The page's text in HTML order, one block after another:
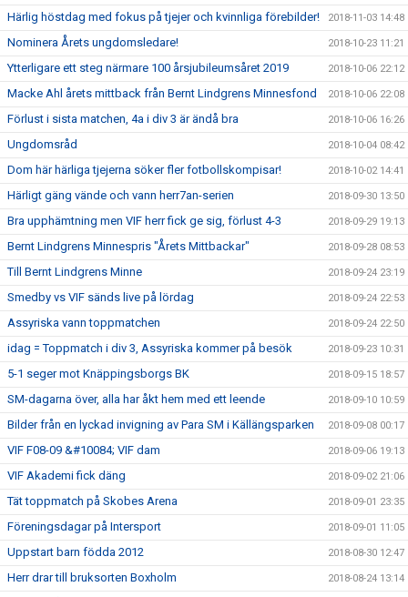
Härlig höstdag med fokus på tjejer och kvinnliga förebilder! 2018-11-03 14:48
Nominera Årets ungdomsledare! 2018-10-23 11:21
Ytterligare ett steg närmare 100 årsjubileumsåret 2019 2018-10-06 22:12
Macke Ahl årets mittback från Bernt Lindgrens Minnesfond 2018-10-06 22:08
Förlust i sista matchen, 4a i div 3 är ändå bra 2018-10-06 16:26
Ungdomsråd 2018-10-04 08:42
Dom här härliga tjejerna söker fler fotbollskompisar! 2018-10-02 14:41
Härligt gäng vände och vann herr7an-serien 2018-09-30 13:50
Bra upphämtning men VIF herr fick ge sig, förlust 4-3 2018-09-29 19:13
Bernt Lindgrens Minnespris "Årets Mittbackar" 2018-09-28 08:53
Till Bernt Lindgrens Minne 2018-09-24 23:19
Smedby vs VIF sänds live på lördag 2018-09-24 22:53
Assyriska vann toppmatchen 2018-09-24 22:50
idag = Toppmatch i div 3, Assyriska kommer på besök 2018-09-23 10:31
5-1 seger mot Knäppingsborgs BK 2018-09-15 18:57
SM-dagarna över, alla har åkt hem med ett leende 2018-09-10 10:59
Bilder från en lyckad invigning av Para SM i Källängsparken 2018-09-08 00:17
VIF F08-09 &#10084; VIF dam 2018-09-06 19:13
VIF Akademi fick däng 2018-09-02 21:06
Tät toppmatch på Skobes Arena 2018-09-01 23:35
Föreningsdagar på Intersport 2018-09-01 11:05
Uppstart barn födda 2012 2018-08-30 12:47
Herr drar till bruksorten Boxholm 2018-08-24 13:14